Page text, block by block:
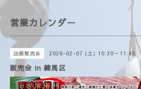
営業カレンダー
出張販売会 2026-02-07 (土) 10:30～11:45
販売会 in 練馬区